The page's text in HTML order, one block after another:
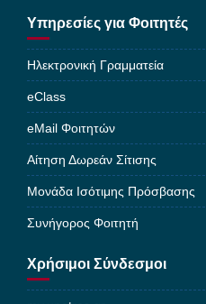
Υπηρεσίες για Φοιτητές
Ηλεκτρονική Γραμματεία
eClass
eMail Φοιτητών
Αίτηση Δωρεάν Σίτισης
Μονάδα Ισότιμης Πρόσβασης
Συνήγορος Φοιτητή
Χρήσιμοι Σύνδεσμοι